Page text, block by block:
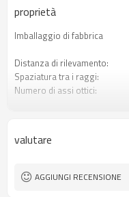
proprietà
Imballaggio di fabbrica
Distanza di rilevamento:
Spaziatura tra i raggi:
Numero di assi ottici:
Spina di interfaccia
valutare
AGGIUNGI RECENSIONE